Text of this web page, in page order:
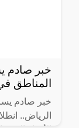
خبر صادم
المناطق
خبر صادم
الرياض..